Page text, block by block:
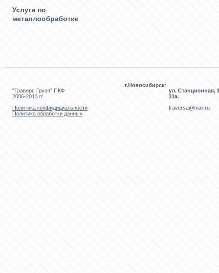
Услуги по
металлообработке
“Траверс Групп”,ПКФ
2006-2013 гг
Политика конфидициальности
Политика обработки данных
г.Новосибирск:
ул. Станционная,
31а.
traversa@mail.ru